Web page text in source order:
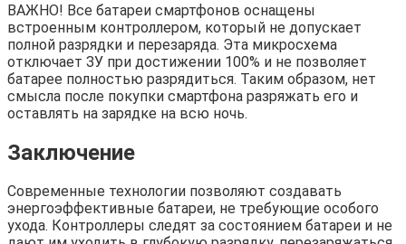
ВАЖНО! Все батареи смартфонов оснащены
встроенным контроллером, который не допускает
полной разрядки и перезаряда. Эта микросхема
отключает ЗУ при достижении 100% и не позволяет
батарее полностью разрядиться. Таким образом, нет
смысла после покупки смартфона разряжать его и
оставлять на зарядке на всю ночь.
Заключение
Современные технологии позволяют создавать
энергоэффективные батареи, не требующие особого
ухода. Контроллеры следят за состоянием батареи и не